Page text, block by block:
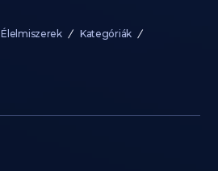
Élelmiszerek Kategóriák